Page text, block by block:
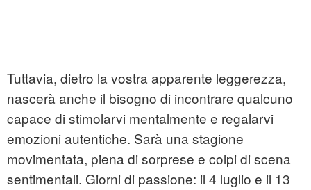
Tuttavia, dietro la vostra apparente leggerezza,
nascerà anche il bisogno di incontrare qualcuno
capace di stimolarvi mentalmente e regalarvi
emozioni autentiche. Sarà una stagione
movimentata, piena di sorprese e colpi di scena
sentimentali. Giorni di passione: il 4 luglio e il 13